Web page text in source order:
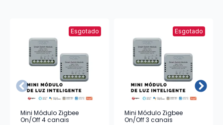
Esgotado
Mini Módulo Zigbee
On/Off 4 canais
Esgotado
Mini Módulo Zigbee
On/Off 3 canais